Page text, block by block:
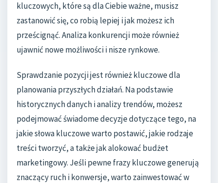
kluczowych, które są dla Ciebie ważne, musisz
zastanowić się, co robią lepiej i jak możesz ich
prześcignąć. Analiza konkurencji może również
ujawnić nowe możliwości i nisze rynkowe.
Sprawdzanie pozycji jest również kluczowe dla
planowania przyszłych działań. Na podstawie
historycznych danych i analizy trendów, możesz
podejmować świadome decyzje dotyczące tego, na
jakie słowa kluczowe warto postawić, jakie rodzaje
treści tworzyć, a także jak alokować budżet
marketingowy. Jeśli pewne frazy kluczowe generują
znaczący ruch i konwersje, warto zainwestować w